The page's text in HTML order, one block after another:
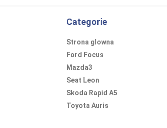
Categorie
Strona glowna
Ford Focus
Mazda3
Seat Leon
Skoda Rapid A5
Toyota Auris